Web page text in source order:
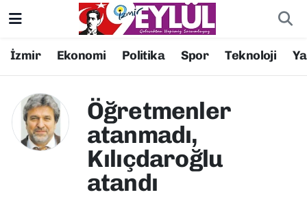
İzmir Ekonomi Politika Spor Teknoloji
Öğretmenler
atanmadı,
Kılıçdaroğlu
atandı
Resmi İlanlar
DÜNYA
EKONOMİ
Konak Nöbetçi Eczaneler
Konak Trafik Yoğunluk Haritası
Süper Lig Puan Durumu ve Fikstür
Tüm Manşetler